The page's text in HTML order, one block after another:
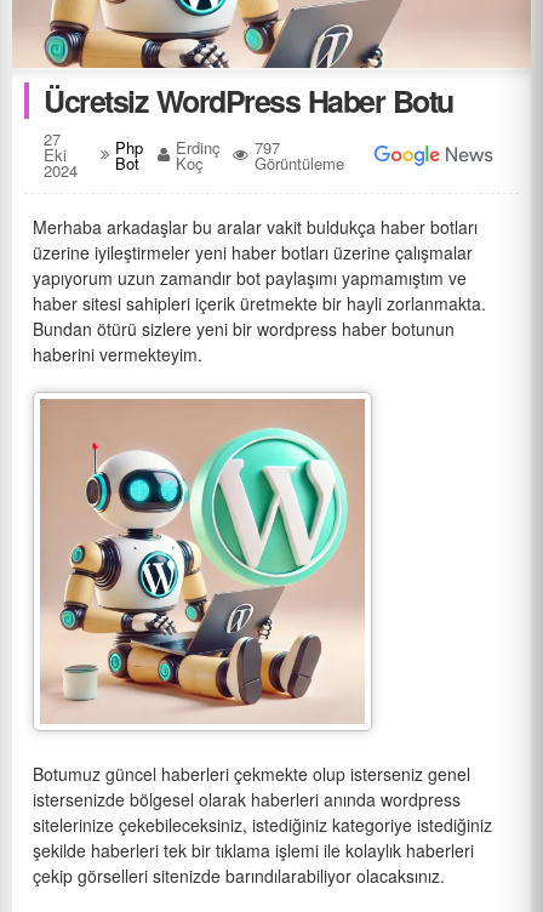
Ücretsiz WordPress Haber Botu
27
Eki
2024
Php
Bot
Erdinç
Koç
797
Görüntüleme
Merhaba arkadaşlar bu aralar vakit buldukça haber botları
üzerine iyileştirmeler yeni haber botları üzerine çalışmalar
yapıyorum uzun zamandır bot paylaşımı yapmamıştım ve
haber sitesi sahipleri içerik üretmekte bir hayli zorlanmakta.
Bundan ötürü sizlere yeni bir wordpress haber botunun
haberini vermekteyim.
Botumuz güncel haberleri çekmekte olup isterseniz genel
istersenizde bölgesel olarak haberleri anında wordpress
sitelerinize çekebileceksiniz, istediğiniz kategoriye istediğiniz
şekilde haberleri tek bir tıklama işlemi ile kolaylık haberleri
çekip görselleri sitenizde barındılarabiliyor olacaksınız.